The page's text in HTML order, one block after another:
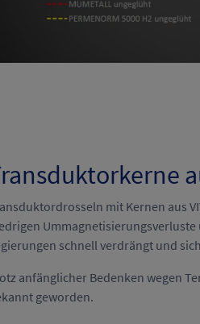
mit Kernen aus
Ummagnetisierungsverluste
schnell verdrängt und
anfänglicher Bedenken wegen
geworden.